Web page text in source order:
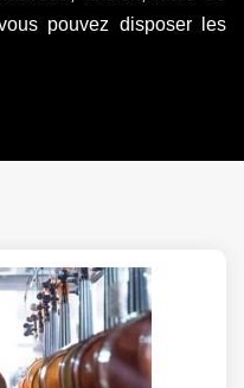
pouvez disposer les